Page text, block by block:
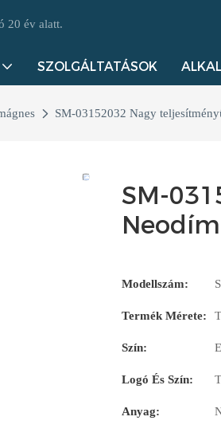
20 év alatt.
SZOLGÁLTATÁSOK
SM-03152032 Nagy
SM-
Modellszám:
Termék Mérete:
Szín:
Logó És Szín:
Anyag: